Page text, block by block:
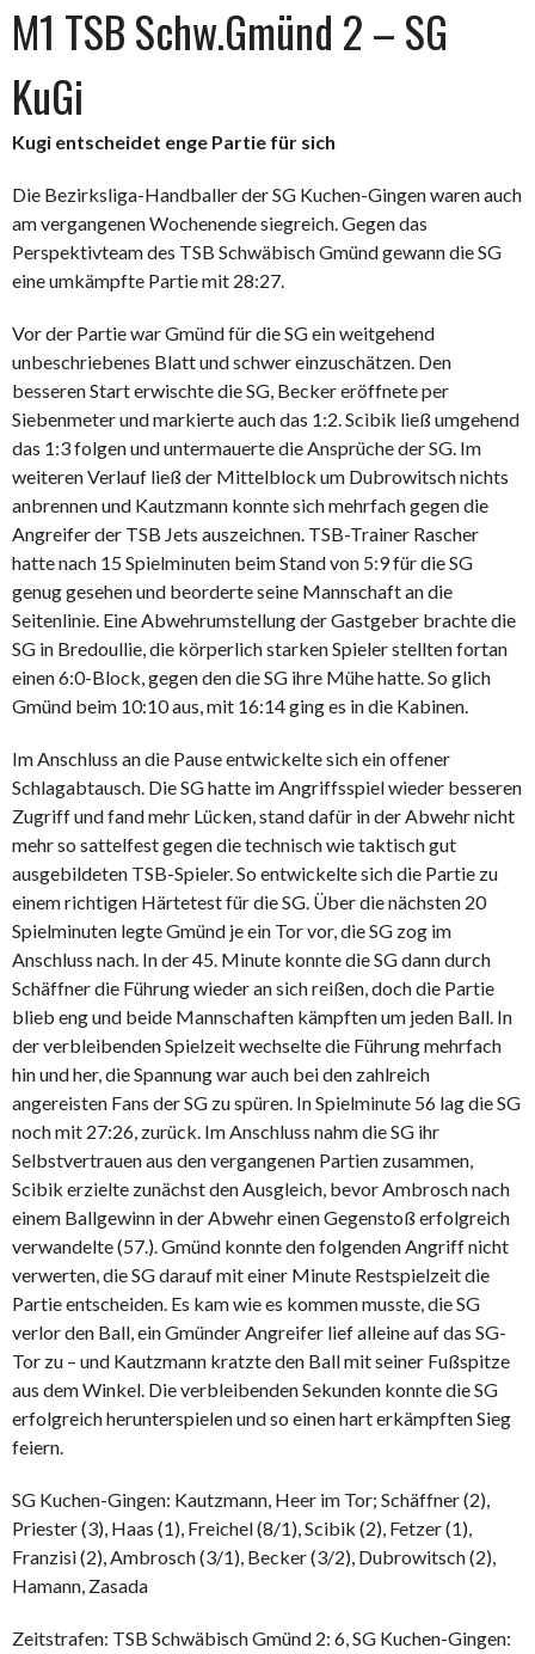
M1 TSB Schw.Gmünd 2 – SG
KuGi
Kugi entscheidet enge Partie für sich
Die Bezirksliga-Handballer der SG Kuchen-Gingen waren auch
am vergangenen Wochenende siegreich. Gegen das
Perspektivteam des TSB Schwäbisch Gmünd gewann die SG
eine umkämpfte Partie mit 28:27.
Vor der Partie war Gmünd für die SG ein weitgehend
unbeschriebenes Blatt und schwer einzuschätzen. Den
besseren Start erwischte die SG, Becker eröffnete per
Siebenmeter und markierte auch das 1:2. Scibik ließ umgehend
das 1:3 folgen und untermauerte die Ansprüche der SG. Im
weiteren Verlauf ließ der Mittelblock um Dubrowitsch nichts
anbrennen und Kautzmann konnte sich mehrfach gegen die
Angreifer der TSB Jets auszeichnen. TSB-Trainer Rascher
hatte nach 15 Spielminuten beim Stand von 5:9 für die SG
genug gesehen und beorderte seine Mannschaft an die
Seitenlinie. Eine Abwehrumstellung der Gastgeber brachte die
SG in Bredoullie, die körperlich starken Spieler stellten fortan
einen 6:0-Block, gegen den die SG ihre Mühe hatte. So glich
Gmünd beim 10:10 aus, mit 16:14 ging es in die Kabinen.
Im Anschluss an die Pause entwickelte sich ein offener
Schlagabtausch. Die SG hatte im Angriffsspiel wieder besseren
Zugriff und fand mehr Lücken, stand dafür in der Abwehr nicht
mehr so sattelfest gegen die technisch wie taktisch gut
ausgebildeten TSB-Spieler. So entwickelte sich die Partie zu
einem richtigen Härtetest für die SG. Über die nächsten 20
Spielminuten legte Gmünd je ein Tor vor, die SG zog im
Anschluss nach. In der 45. Minute konnte die SG dann durch
Schäffner die Führung wieder an sich reißen, doch die Partie
blieb eng und beide Mannschaften kämpften um jeden Ball. In
der verbleibenden Spielzeit wechselte die Führung mehrfach
hin und her, die Spannung war auch bei den zahlreich
angereisten Fans der SG zu spüren. In Spielminute 56 lag die SG
noch mit 27:26, zurück. Im Anschluss nahm die SG ihr
Selbstvertrauen aus den vergangenen Partien zusammen,
Scibik erzielte zunächst den Ausgleich, bevor Ambrosch nach
einem Ballgewinn in der Abwehr einen Gegenstoß erfolgreich
verwandelte (57.). Gmünd konnte den folgenden Angriff nicht
verwerten, die SG darauf mit einer Minute Restspielzeit die
Partie entscheiden. Es kam wie es kommen musste, die SG
verlor den Ball, ein Gmünder Angreifer lief alleine auf das SG-
Tor zu – und Kautzmann kratzte den Ball mit seiner Fußspitze
aus dem Winkel. Die verbleibenden Sekunden konnte die SG
erfolgreich herunterspielen und so einen hart erkämpften Sieg
feiern.
SG Kuchen-Gingen: Kautzmann, Heer im Tor; Schäffner (2),
Priester (3), Haas (1), Freichel (8/1), Scibik (2), Fetzer (1),
Franzisi (2), Ambrosch (3/1), Becker (3/2), Dubrowitsch (2),
Hamann, Zasada
Zeitstrafen: TSB Schwäbisch Gmünd 2: 6, SG Kuchen-Gingen: